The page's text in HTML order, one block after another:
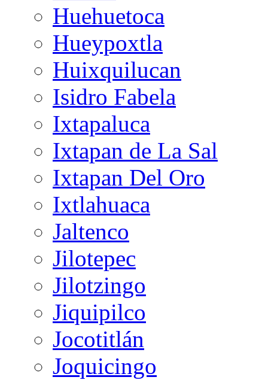
Huehuetoca
Hueypoxtla
Huixquilucan
Isidro Fabela
Ixtapaluca
Ixtapan de La Sal
Ixtapan Del Oro
Ixtlahuaca
Jaltenco
Jilotepec
Jilotzingo
Jiquipilco
Jocotitlán
Joquicingo